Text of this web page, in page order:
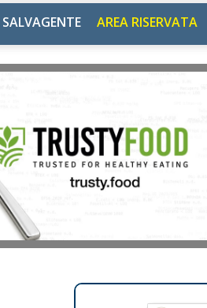
AREA RISERVATA